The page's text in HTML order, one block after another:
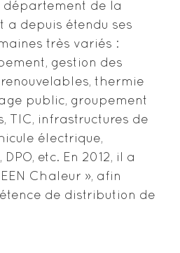
département de la
a depuis étendu ses
très variés :
gestion des
thermie
public, groupement
TIC, infrastructures de
électrique,
etc. En 2012, il a
Chaleur », afin
de distribution de